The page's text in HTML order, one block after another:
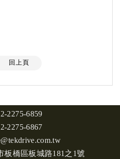
回上頁
2275-6859
2275-6867
板橋區板城路181之1號